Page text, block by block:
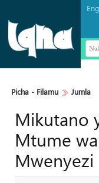
Picha‎ - Filamu‎
Jumla
Mikutano
Mtume